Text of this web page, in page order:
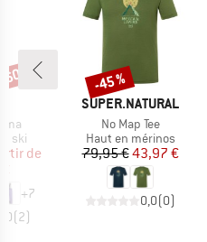
ski
réduit
de
+7
(2)
%
MARQUE
SUPER.NATURAL
Article
No Map Tee
Product group
Haut en mérinos
Prix
79,95 €Prix réduit
43,97 €
0,0(0)
Remise
-45 %